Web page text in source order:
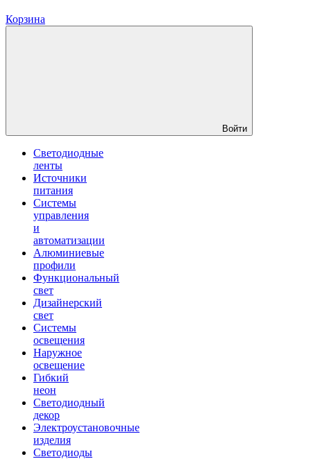
Корзина
Войти
Светодиодные
ленты
Источники
питания
Системы
управления
и
автоматизации
Алюминиевые
профили
Функциональный
свет
Дизайнерский
свет
Системы
освещения
Наружное
освещение
Гибкий
неон
Светодиодный
декор
Электроустановочные
изделия
Светодиоды